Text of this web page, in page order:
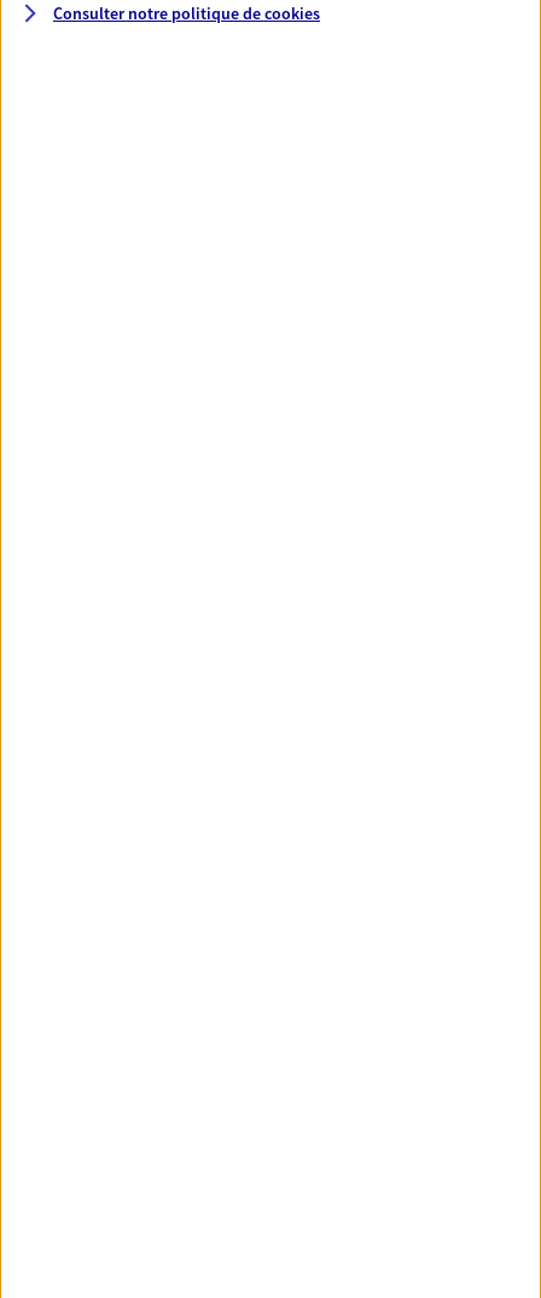
Consulter notre politique decookies